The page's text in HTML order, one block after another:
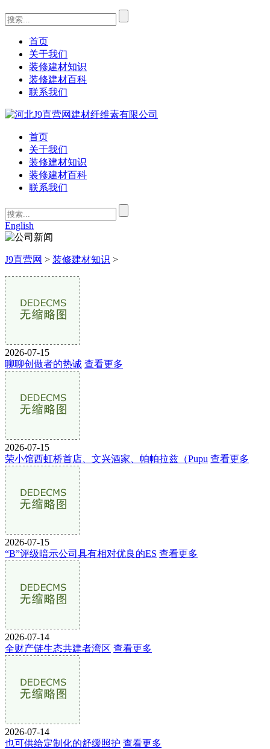
首页
关于我们
装修建材知识
装修建材百科
联系我们
首页
关于我们
装修建材知识
装修建材百科
联系我们
English
J9直营网 > 装修建材知识 >
2026-07-15
聊聊创做者的热诚 查看更多
2026-07-15
荣小馆西虹桥首店、文兴酒家、帕帕拉兹（Pupu 查看更多
2026-07-15
“B”评级暗示公司具有相对优良的ES 查看更多
2026-07-14
全财产链生态共建者湾区 查看更多
2026-07-14
也可供给定制化的舒缓照护 查看更多